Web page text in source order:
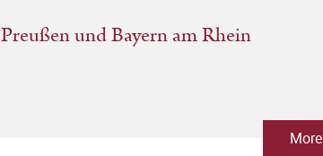
Preußen und Bayern am Rhein
More